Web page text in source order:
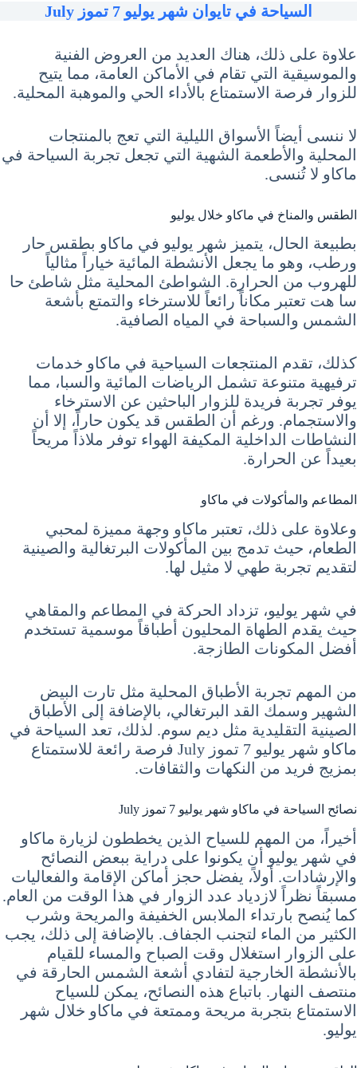
السياحة في تايوان شهر يوليو 7 تموز July
علاوة على ذلك، هناك العديد من العروض الفنية
والموسيقية التي تقام في الأماكن العامة، مما يتيح
للزوار فرصة الاستمتاع بالأداء الحي والموهبة المحلية.
لا ننسى أيضاً الأسواق الليلية التي تعج بالمنتجات
المحلية والأطعمة الشهية التي تجعل تجربة السياحة في
ماكاو لا تُنسى.
الطقس والمناخ في ماكاو خلال يوليو
بطبيعة الحال، يتميز شهر يوليو في ماكاو بطقس حار
ورطب، وهو ما يجعل الأنشطة المائية خياراً مثالياً
للهروب من الحرارة. الشواطئ المحلية مثل شاطئ حا
سا هت تعتبر مكاناً رائعاً للاسترخاء والتمتع بأشعة
الشمس والسباحة في المياه الصافية.
كذلك، تقدم المنتجعات السياحية في ماكاو خدمات
ترفيهية متنوعة تشمل الرياضات المائية والسبا، مما
يوفر تجربة فريدة للزوار الباحثين عن الاسترخاء
والاستجمام. ورغم أن الطقس قد يكون حاراً، إلا أن
النشاطات الداخلية المكيفة الهواء توفر ملاذاً مريحاً
بعيداً عن الحرارة.
المطاعم والمأكولات في ماكاو
وعلاوة على ذلك، تعتبر ماكاو وجهة مميزة لمحبي
الطعام، حيث تدمج بين المأكولات البرتغالية والصينية
لتقديم تجربة طهي لا مثيل لها.
في شهر يوليو، تزداد الحركة في المطاعم والمقاهي
حيث يقدم الطهاة المحليون أطباقاً موسمية تستخدم
أفضل المكونات الطازجة.
من المهم تجربة الأطباق المحلية مثل تارت البيض
الشهير وسمك القد البرتغالي، بالإضافة إلى الأطباق
الصينية التقليدية مثل ديم سوم. لذلك، تعد السياحة في
ماكاو شهر يوليو 7 تموز July فرصة رائعة للاستمتاع
بمزيج فريد من النكهات والثقافات.
نصائح السياحة في ماكاو شهر يوليو 7 تموز July
أخيراً، من المهم للسياح الذين يخططون لزيارة ماكاو
في شهر يوليو أن يكونوا على دراية ببعض النصائح
والإرشادات. أولاً، يفضل حجز أماكن الإقامة والفعاليات
مسبقاً نظراً لازدياد عدد الزوار في هذا الوقت من العام.
كما يُنصح بارتداء الملابس الخفيفة والمريحة وشرب
الكثير من الماء لتجنب الجفاف. بالإضافة إلى ذلك، يجب
على الزوار استغلال وقت الصباح والمساء للقيام
بالأنشطة الخارجية لتفادي أشعة الشمس الحارقة في
منتصف النهار. باتباع هذه النصائح، يمكن للسياح
الاستمتاع بتجربة مريحة وممتعة في ماكاو خلال شهر
يوليو.